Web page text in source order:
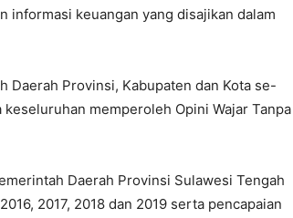
informasi keuangan yang disajikan dalam
Daerah Provinsi, Kabupaten dan Kota se-
memperoleh Opini Wajar Tanpa
Daerah Provinsi Sulawesi Tengah
2017, 2018 dan 2019 serta pencapaian